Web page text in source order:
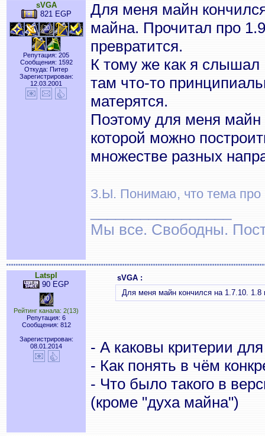
sVGA
821 EGP
Репутация: 205
Сообщения: 1592
Откуда: Питер
Зарегистрирован:
12.03.2001
Для меня майн
майна. Прочитал про
превратится.
К тому же как я слышал
там что-то
матерятся.
Поэтому для меня
которой можно
множестве разных
З.Ы. Понимаю, что тема про
Мы все. Свободны.
Latspl
90 EGP
Рейтинг канала: 2(13)
Репутация: 6
Сообщения: 812
Зарегистрирован:
08.01.2014
sVGA :
Для меня майн кончился на 1.7.10.
- А каковы критерии
- Как понять в чём
- Что было такого в
(кроме "духа майна")